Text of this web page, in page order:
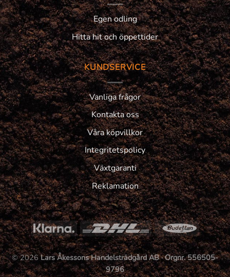
Egen odling
Hitta hit och öppettider
KUNDSERVICE
Vanliga frågor
Kontakta oss
Våra köpvillkor
Integritetspolicy
Växtgaranti
Reklamation
© 2026Lars Åkessons Handelsträdgård AB · Orgnr. 556505-
9796